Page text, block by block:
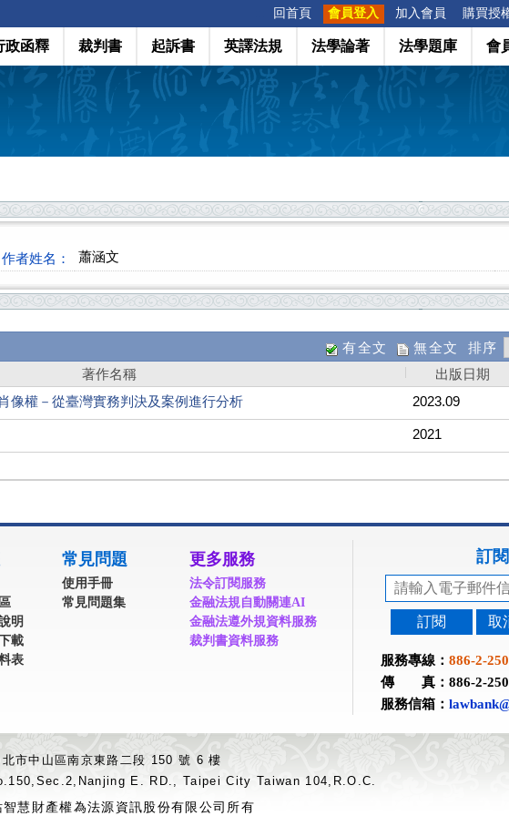
回首頁 會員登入 加入會員 購買授
政函釋 裁判書 起訴書 英譯法規 法學論著 法學題庫 會
作者姓名： 蕭涵文
有全文 無全文 排序
著作名稱
出版日期
像權－從臺灣實務判決及案例進行分析 2023.09
2021
明
載
表
常見問題
使用手冊
常見問題集
更多服務
法令訂閱服務
金融法規自動關連AI
金融法遵外規資料服務
裁判書資料服務
訂
訂閱 取
服務專線： 886-2-
傳 真：886-2-
服務信箱：
市中山區南京東路二段 150 號 6 樓
E. RD., Taipei City Taiwan 104,R.O.C.
智慧財產權為法源資訊股份有限公司所有